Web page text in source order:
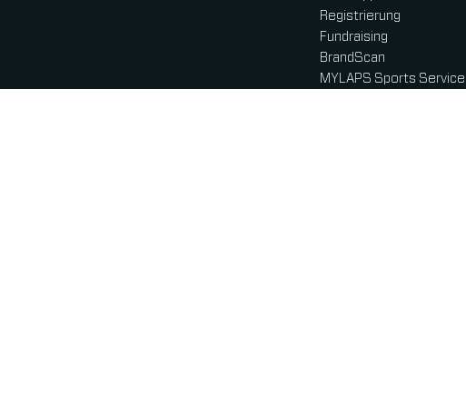
Registrierung
Fundraising
BrandScan
MYLAPS Sports Service